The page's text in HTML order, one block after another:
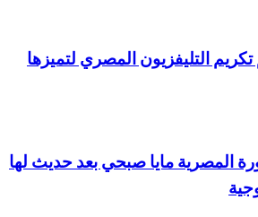
التليفزيون المصري لتميزها
المصرية مايا صبحي بعد حديث لها